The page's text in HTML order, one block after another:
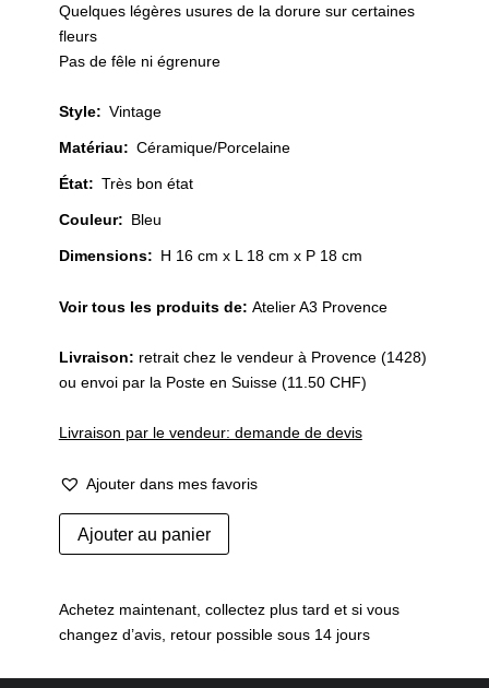
Quelques légères usures de la dorure sur certaines
fleurs
Pas de fêle ni égrenure
Style: Vintage
Matériau: Céramique/Porcelaine
État: Très bon état
Couleur: Bleu
Dimensions: H 16 cm x L 18 cm x P 18 cm
Voir tous les produits de: Atelier A3 Provence
Livraison: retrait chez le vendeur à Provence (1428)
ou envoi par la Poste en Suisse (11.50 CHF)
Livraison par le vendeur: demande de devis
Ajouter dans mes favoris
quantité
de
Ajouter au panier
Achetez maintenant, collectez plus tard et si vous
changez d’avis, retour possible sous 14 jours